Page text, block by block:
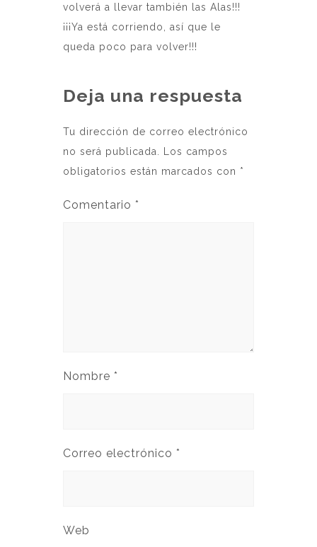
volverá a llevar también las Alas!!!
¡¡¡Ya está corriendo, así que le
queda poco para volver!!!
Deja una respuesta
Tu dirección de correo electrónico
no será publicada.
Los campos
obligatorios están marcados con *
Comentario *
Nombre *
Correo electrónico *
Web